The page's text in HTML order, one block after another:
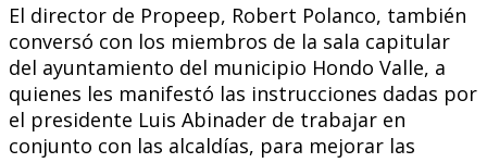
El director de Propeep, Robert Polanco, también
conversó con los miembros de la sala capitular
del ayuntamiento del municipio Hondo Valle, a
quienes les manifestó las instrucciones dadas por
el presidente Luis Abinader de trabajar en
conjunto con las alcaldías, para mejorar las